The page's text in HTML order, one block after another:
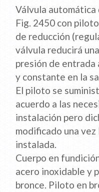
Válvula
Fig. 2450 con
de reducción
válvula reducirá
presión de entrada
y constante en la
El piloto se
acuerdo a las
instalación pero
modificado una
instalada.
Cuerpo en
acero inoxidable y
bronce. Piloto en